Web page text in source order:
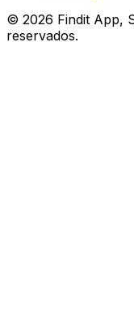
© 2026 Findit App,
reservados.